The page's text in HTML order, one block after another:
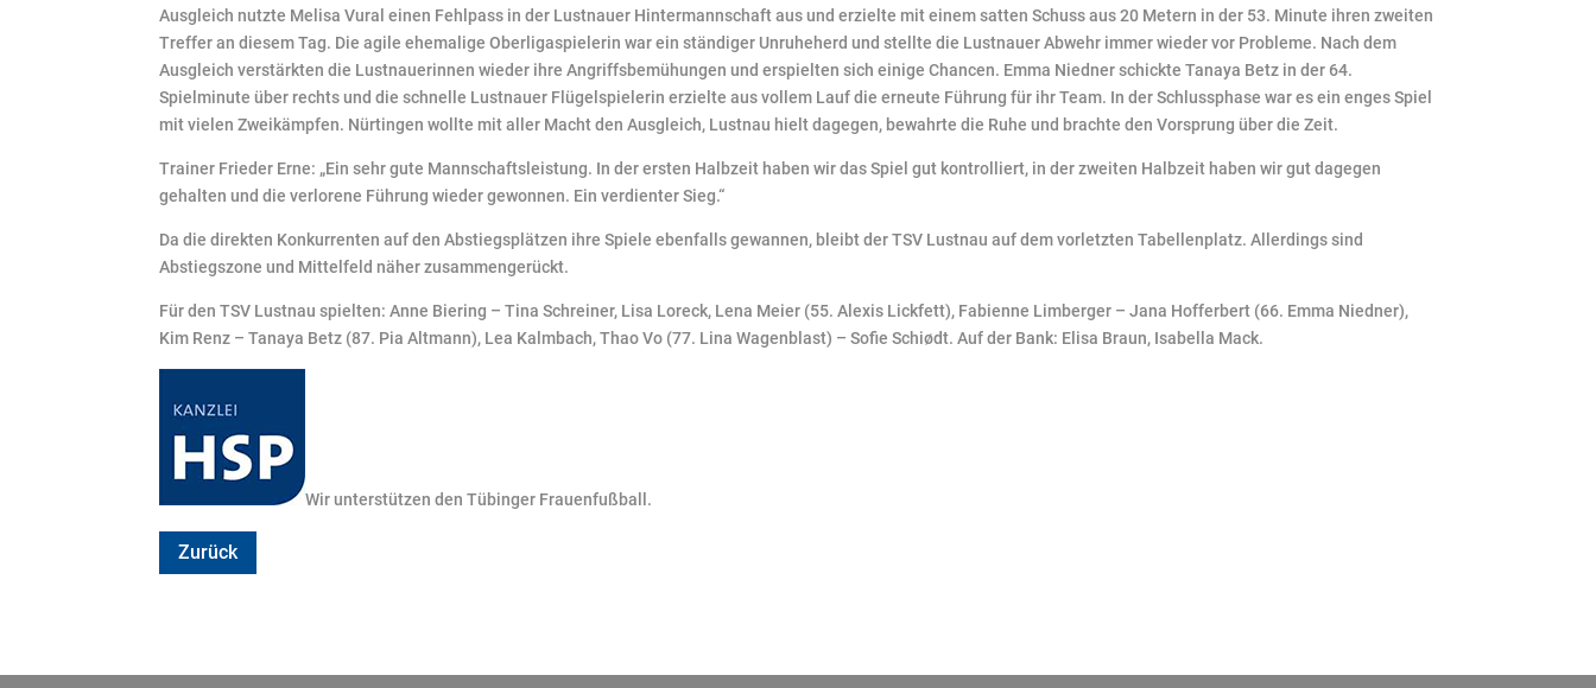
Ausgleich nutzte Melisa Vural einen Fehlpass in der Lustnauer Hintermannschaft aus und erzielte mit einem satten Schuss aus 20 Metern in der 53. Minute ihren zweiten
Treffer an diesem Tag. Die agile ehemalige Oberligaspielerin war ein ständiger Unruheherd und stellte die Lustnauer Abwehr immer wieder vor Probleme. Nach dem
Ausgleich verstärkten die Lustnauerinnen wieder ihre Angriffsbemühungen und erspielten sich einige Chancen. Emma Niedner schickte Tanaya Betz in der 64.
Spielminute über rechts und die schnelle Lustnauer Flügelspielerin erzielte aus vollem Lauf die erneute Führung für ihr Team. In der Schlussphase war es ein enges Spiel
mit vielen Zweikämpfen. Nürtingen wollte mit aller Macht den Ausgleich, Lustnau hielt dagegen, bewahrte die Ruhe und brachte den Vorsprung über die Zeit.
Trainer Frieder Erne: „Ein sehr gute Mannschaftsleistung. In der ersten Halbzeit haben wir das Spiel gut kontrolliert, in der zweiten Halbzeit haben wir gut dagegen
gehalten und die verlorene Führung wieder gewonnen. Ein verdienter Sieg.“
Da die direkten Konkurrenten auf den Abstiegsplätzen ihre Spiele ebenfalls gewannen, bleibt der TSV Lustnau auf dem vorletzten Tabellenplatz. Allerdings sind
Abstiegszone und Mittelfeld näher zusammengerückt.
Für den TSV Lustnau spielten: Anne Biering – Tina Schreiner, Lisa Loreck, Lena Meier (55. Alexis Lickfett), Fabienne Limberger – Jana Hofferbert (66. Emma Niedner),
Kim Renz – Tanaya Betz (87. Pia Altmann), Lea Kalmbach, Thao Vo (77. Lina Wagenblast) – Sofie Schiødt. Auf der Bank: Elisa Braun, Isabella Mack.
Wir unterstützen den Tübinger Frauenfußball.
Zurück